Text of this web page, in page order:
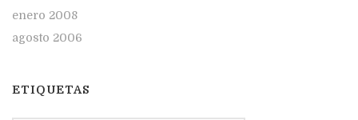
enero 2008
agosto 2006
ETIQUETAS